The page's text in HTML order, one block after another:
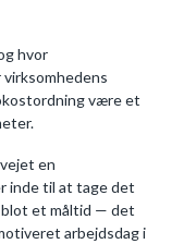
hvor
være et
en
inde til at tage det
et måltid — det
arbejdsdag i